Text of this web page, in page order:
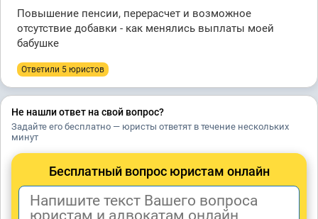
Повышение пенсии, перерасчет и возможное
отсутствие добавки - как менялись выплаты моей
бабушке
Ответили 5 юристов
Не нашли ответ на свой вопрос?
Задайте его бесплатно — юристы ответят в течение нескольких
минут
Бесплатный вопрос юристам онлайн